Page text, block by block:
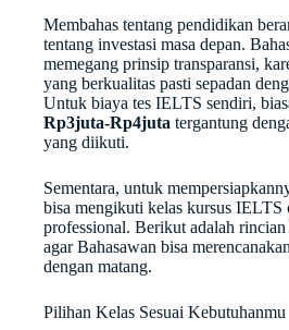
Membahas tentang pendidikan
tentang investasi masa depan.
memegang prinsip transparansi,
yang berkualitas pasti sepadan
Untuk biaya tes IELTS sendiri,
Rp3juta-Rp4juta tergantung
yang diikuti.
Sementara, untuk
bisa mengikuti kelas kursus IELTS
professional. Berikut adalah
agar Bahasawan bisa
dengan matang.
Pilihan Kelas Sesuai Kebutuhanmu